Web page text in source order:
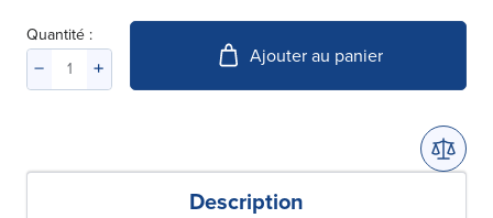
Quantité :
Ajouter au panier
Description